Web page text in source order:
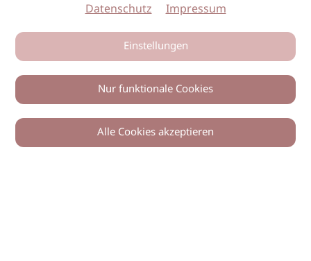
0
Datenschutz Impressum
Einstellungen
Nur funktionale Cookies
Alle Cookies akzeptieren